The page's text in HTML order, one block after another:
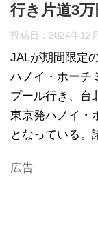
行き片道3万
投稿日： 2024年12
JALが期間限定
ハノイ・ホーチ
プール行き、台
東京発ハノイ・
となっている。
広告